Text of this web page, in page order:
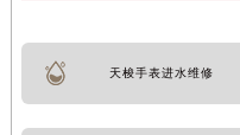
天梭手表进水维修